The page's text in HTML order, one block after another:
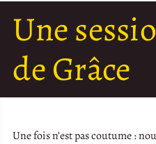
Une
de Grâce
Une fois n’est pas coutume :